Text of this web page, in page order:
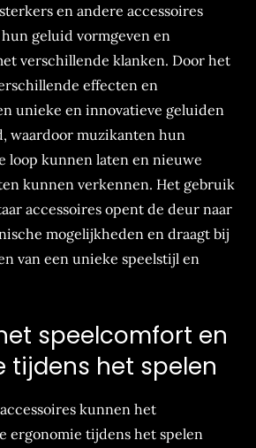
en andere accessoires
geluid vormgeven en
verschillende klanken. Door het
effecten en
unieke en innovatieve geluiden
waardoor muzikanten hun
loop kunnen laten en nieuwe
kunnen verkennen. Het gebruik
accessoires opent de deur naar
mogelijkheden en draagt bij
van een unieke speelstijl en
speelcomfort en
tijdens het spelen
kunnen het
ergonomie tijdens het spelen